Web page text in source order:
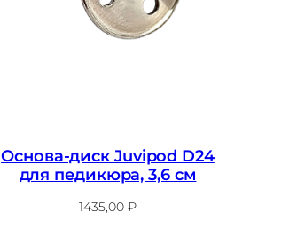
Основа-диск Juvipod D24
для педикюра, 3,6 см
1435,00 ₽